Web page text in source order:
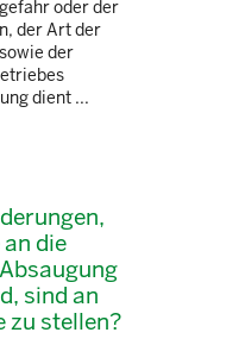
oder der
der Art der
der
dient ...
die
sind an
zu stellen?